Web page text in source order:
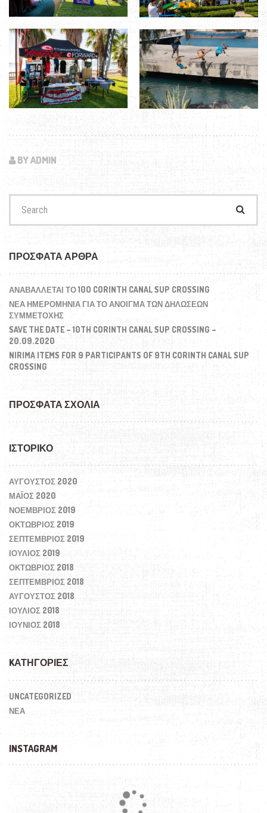
BY ADMIN
ΠΡΌΣΦΑΤΑ ΆΡΘΡΑ
ΑΝΑΒΆΛΛΕΤΑΙ ΤΟ 10O CORINTH CANAL SUP CROSSING
ΝΕΑ ΗΜΕΡΟΜΗΝΙΑ ΓΙΑ ΤΟ ΑΝΟΙΓΜΑ ΤΩΝ ΔΗΛΩΣΕΩΝ
ΣΥΜΜΕΤΟΧΗΣ
SAVE THE DATE – 10TH CORINTH CANAL SUP CROSSING –
20.09.2020
NIRIMA ITEMS FOR 9 PARTICIPANTS OF 9TH CORINTH CANAL SUP
CROSSING
ΠΡΌΣΦΑΤΑ ΣΧΌΛΙΑ
ΙΣΤΟΡΙΚΌ
ΑΎΓΟΥΣΤΟΣ 2020
ΜΆΙΟΣ 2020
ΝΟΈΜΒΡΙΟΣ 2019
ΟΚΤΏΒΡΙΟΣ 2019
ΣΕΠΤΈΜΒΡΙΟΣ 2019
ΙΟΎΛΙΟΣ 2019
ΟΚΤΏΒΡΙΟΣ 2018
ΣΕΠΤΈΜΒΡΙΟΣ 2018
ΑΎΓΟΥΣΤΟΣ 2018
ΙΟΎΛΙΟΣ 2018
ΙΟΎΝΙΟΣ 2018
KΑΤΗΓΟΡΊΕΣ
UNCATEGORIZED
ΝΕΑ
INSTAGRAM
Loading...